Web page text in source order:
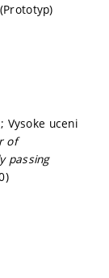
Vysoke uceni
of
passing